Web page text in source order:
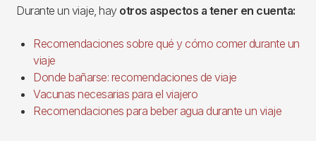
Durante un viaje, hay otros aspectos a tener en cuenta:
Recomendaciones sobre qué y cómo comer durante un
viaje
Donde bañarse: recomendaciones de viaje
Vacunas necesarias para el viajero
Recomendaciones para beber agua durante un viaje